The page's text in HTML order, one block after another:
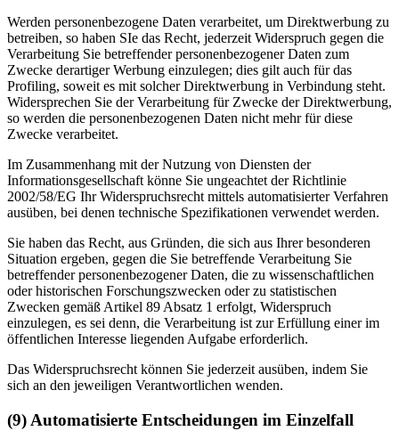
Werden personenbezogene Daten verarbeitet, um Direktwerbung zu
betreiben, so haben SIe das Recht, jederzeit Widerspruch gegen die
Verarbeitung Sie betreffender personenbezogener Daten zum
Zwecke derartiger Werbung einzulegen; dies gilt auch für das
Profiling, soweit es mit solcher Direktwerbung in Verbindung steht.
Widersprechen Sie der Verarbeitung für Zwecke der Direktwerbung,
so werden die personenbezogenen Daten nicht mehr für diese
Zwecke verarbeitet.
Im Zusammenhang mit der Nutzung von Diensten der
Informationsgesellschaft könne Sie ungeachtet der Richtlinie
2002/58/EG Ihr Widerspruchsrecht mittels automatisierter Verfahren
ausüben, bei denen technische Spezifikationen verwendet werden.
Sie haben das Recht, aus Gründen, die sich aus Ihrer besonderen
Situation ergeben, gegen die Sie betreffende Verarbeitung Sie
betreffender personenbezogener Daten, die zu wissenschaftlichen
oder historischen Forschungszwecken oder zu statistischen
Zwecken gemäß Artikel 89 Absatz 1 erfolgt, Widerspruch
einzulegen, es sei denn, die Verarbeitung ist zur Erfüllung einer im
öffentlichen Interesse liegenden Aufgabe erforderlich.
Das Widerspruchsrecht können Sie jederzeit ausüben, indem Sie
sich an den jeweiligen Verantwortlichen wenden.
(9) Automatisierte Entscheidungen im Einzelfall